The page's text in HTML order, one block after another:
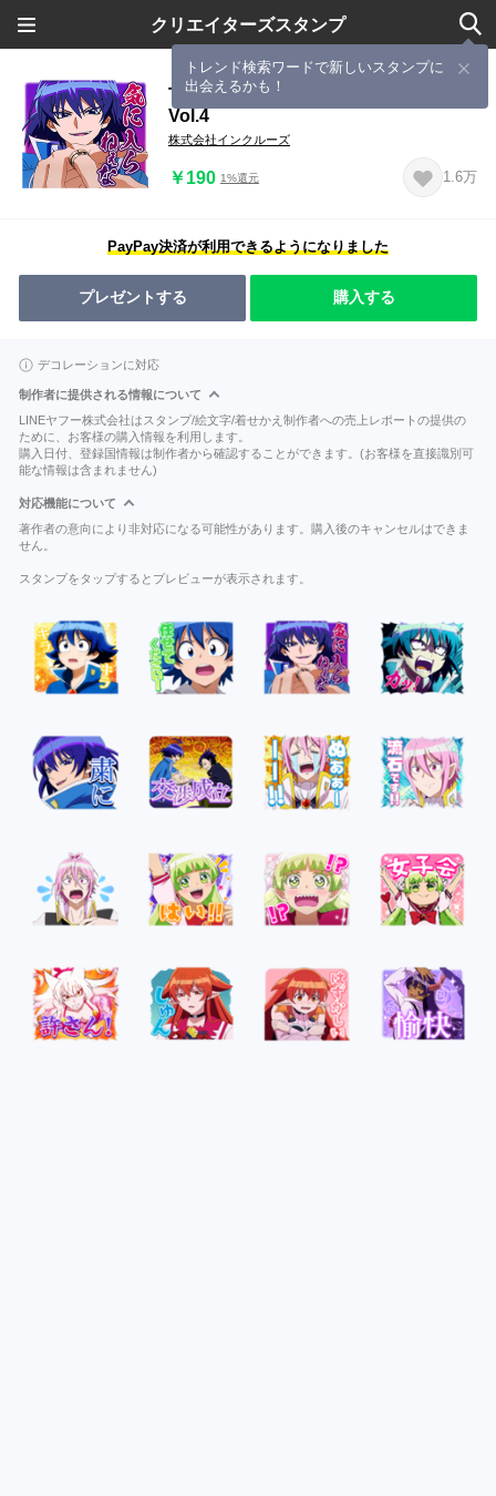
クリエイターズスタンプ
トレンド検索ワードで新しいスタンプに
出会えるかも！
TVアニメ「魔入りました！入間くん」
Vol.4
株式会社インクルーズ
￥190 1%還元 1.6万
PayPay決済が利用できるようになりました
プレゼントする 購入する
デコレーションに対応
制作者に提供される情報について
LINEヤフー株式会社はスタンプ/絵文字/着せかえ制作者への売上レポートの提供の
ために、お客様の購入情報を利用します。
購入日付、登録国情報は制作者から確認することができます。(お客様を直接識別可
能な情報は含まれません)
対応機能について
著作者の意向により非対応になる可能性があります。購入後のキャンセルはできま
せん。
スタンプをタップするとプレビューが表示されます。